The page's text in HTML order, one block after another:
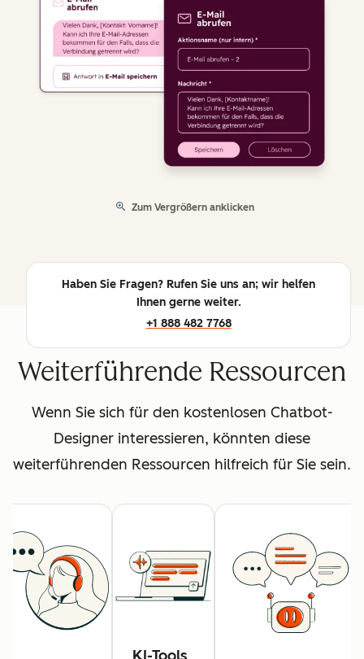
Zum Vergrößern anklicken
Haben Sie Fragen? Rufen Sie uns an; wir helfen
Ihnen gerne weiter.
+1 888 482 7768
Weiterführende Ressourcen
Wenn Sie sich für den kostenlosen Chatbot-
Designer interessieren, könnten diese
weiterführenden Ressourcen hilfreich für Sie sein.